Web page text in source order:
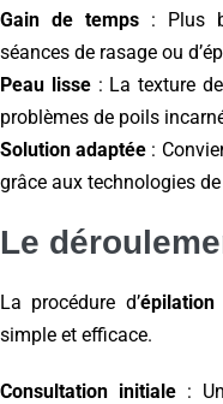
Gain de temps : Plus
séances de rasage ou
Peau lisse: La texture
problèmes de poils
Solution adaptée :
grâce aux technologies
Le
La procédure d’
simple et efficace.
Consultation initiale :